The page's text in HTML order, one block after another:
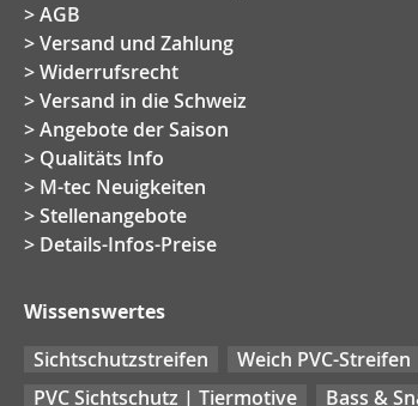
AGB
Versand und Zahlung
Widerrufsrecht
Versand in die Schweiz
Angebote der Saison
Qualitäts Info
M-tec Neuigkeiten
Stellenangebote
Details-Infos-Preise
Wissenswertes
Sichtschutzstreifen
Weich PVC-Streifen
PVC Sichtschutz | Tiermotive
Bass &